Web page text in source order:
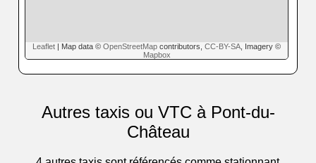
Leaflet | Map data © OpenStreetMap contributors, CC-BY-SA , Imagery ©
Mapbox
Autres taxis ou VTC à Pont-du-
Château